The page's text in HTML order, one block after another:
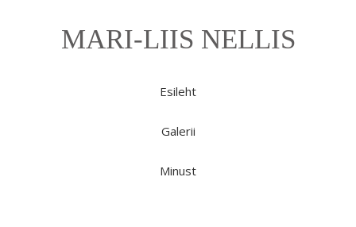
MARI-LIIS NELLIS
Esileht
Galerii
Minust